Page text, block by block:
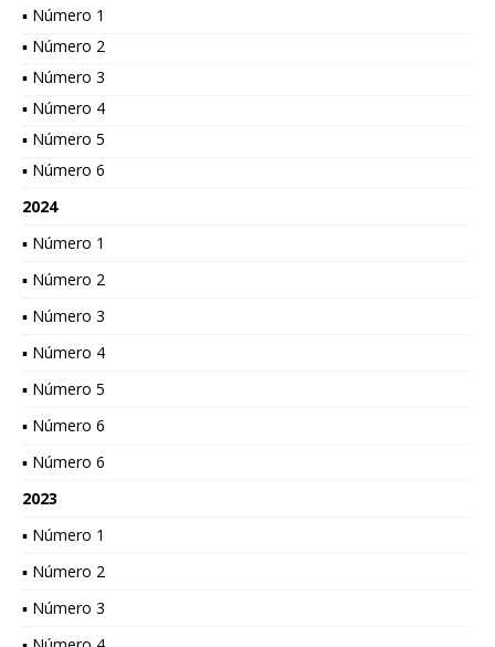
▪ Número 1
▪ Número 2
▪ Número 3
▪ Número 4
▪ Número 5
▪ Número 6
2024
▪ Número 1
▪ Número 2
▪ Número 3
▪ Número 4
▪ Número 5
▪ Número 6
▪ Número 6
2023
▪ Número 1
▪ Número 2
▪ Número 3